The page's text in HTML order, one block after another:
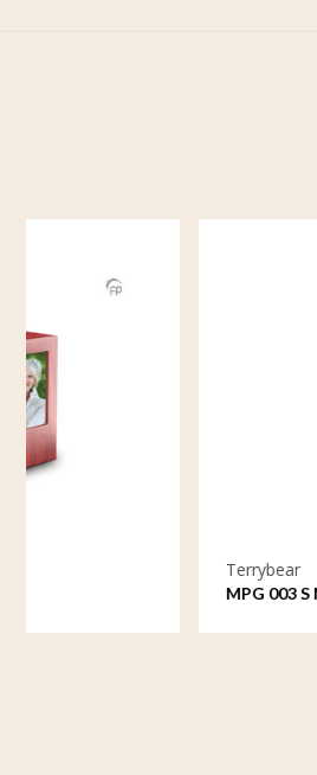
MPG 003 S Mini-MDF Urne